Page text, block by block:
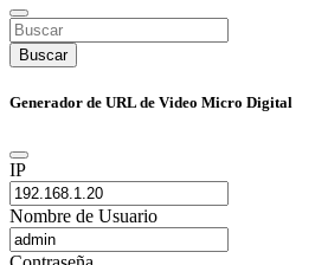
Buscar
Generador de URL de Video Micro Digital
IP
Nombre de Usuario